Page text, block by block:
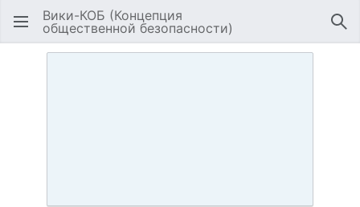
Открыть главное меню
Вики-КОБ (Концепция
общественной безопасности)